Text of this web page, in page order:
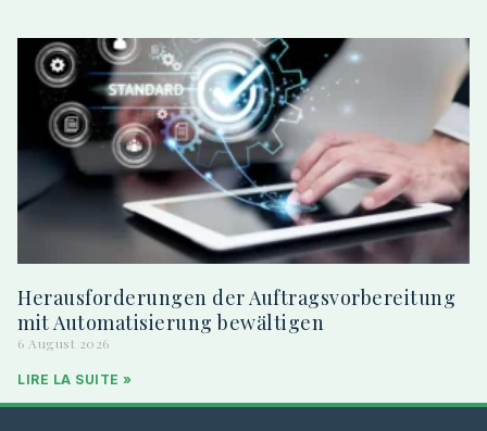
Herausforderungen der Auftragsvorbereitung
mit Automatisierung bewältigen
6 August 2026
LIRE LA SUITE »